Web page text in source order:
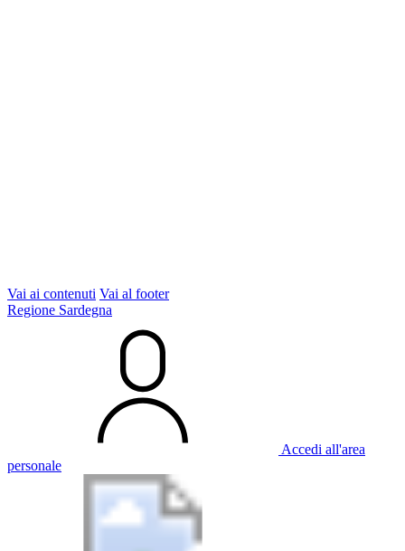
Vai ai contenuti Vai al footer
Regione Sardegna
Accedi all'area
personale